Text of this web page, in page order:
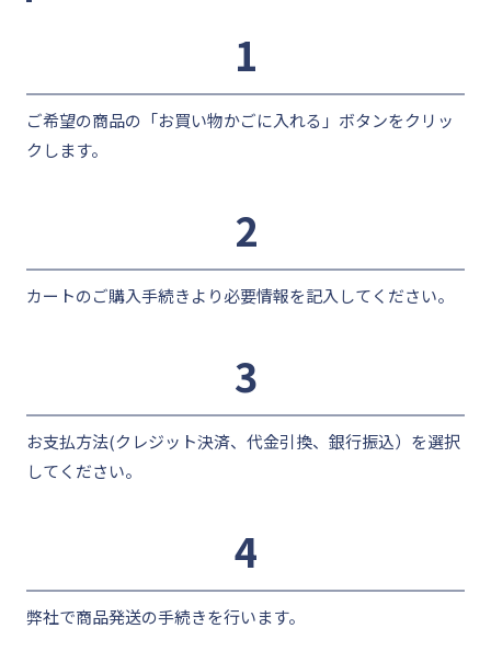
1
ご希望の商品の「お買い物かごに入れる」ボタンをクリッ
クします。
2
カートのご購入手続きより必要情報を記入してください。
3
お支払方法(クレジット決済、代金引換、銀行振込）を選択
してください。
4
弊社で商品発送の手続きを行います。